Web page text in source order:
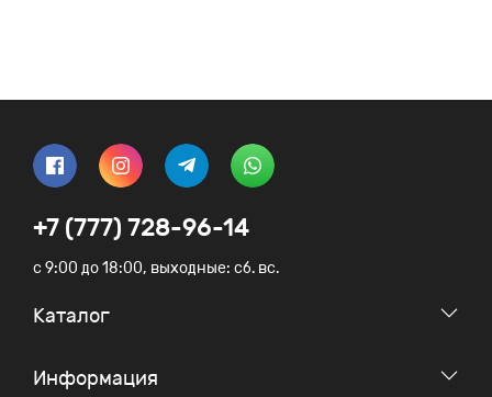
+7 (777) 728-96-14
c 9:00 до 18:00, выходные: сб. вс.
Каталог
Информация